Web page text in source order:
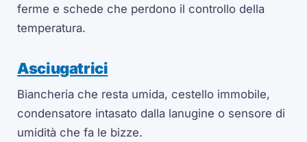
ferme e schede che perdono il controllo della
temperatura.
Asciugatrici
Biancheria che resta umida, cestello immobile,
condensatore intasato dalla lanugine o sensore di
umidità che fa le bizze.